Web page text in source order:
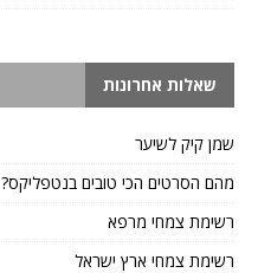
שאלות אחרונות
שמן קיק לשיער
מהם הסרטים הכי טובים בנטפליקס?
רשימת צמחי מרפא
רשימת צמחי ארץ ישראל